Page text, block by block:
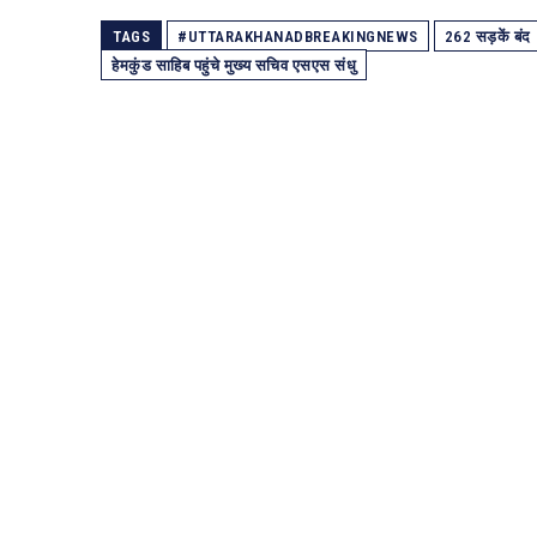
TAGS #UTTARAKHANADBREAKINGNEWS 262 सड़कें बंद
हेमकुंड साहिब पहुंचे मुख्य सचिव एसएस संधु